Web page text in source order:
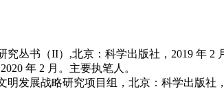
丛书（II）,北京：科学出版社，2019 年 2
年 2 月。主要执笔人。
发展战略研究项目组，北京：科学出版社